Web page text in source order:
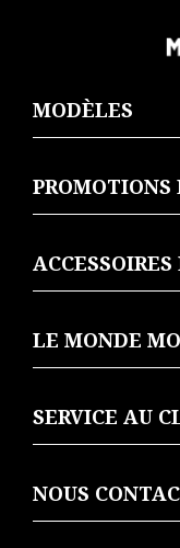
MODÈLES
LE MONDE
SERVICE AU
NOUS